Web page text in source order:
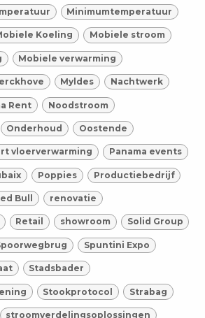
Minimumtemperatuur
Koeling Mobiele stroom
Mobiele verwarming
Myldes Nachtwerk
Rent Noodstroom
Onderhoud Oostende
vloerverwarming Panama events
Poppies Productiebedrijf
Bull renovatie
Retail showroom Solid Group
Spuntini Expo
Stadsbader
Stookprotocol Strabag
stroomverdelingsoplossingen